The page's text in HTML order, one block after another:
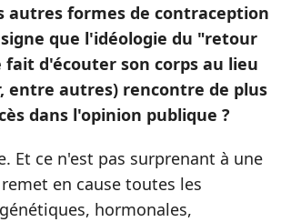
autres formes de contraception
que l'idéologie du "retour
d'écouter son corps au lieu
entre autres) rencontre de plus
dans l'opinion publique ?
Et ce n'est pas surprenant à une
en cause toutes les
hormonales,